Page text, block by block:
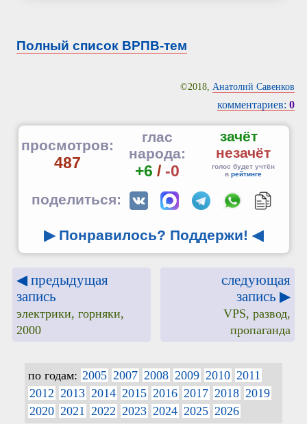
Полный список ВРПВ-тем
©2018, Анатолий Савенков
комментариев: 0
просмотров:
487
глас
народа:
+6 / -0
зачёт
незачёт
голос будет учтён
в рейтинге
поделиться:
▶ Понравилось? Поддержи! ◀
◀ предыдущая
запись
электрики, горняки,
2000
следующая
запись ▶
VPS, развод,
пропаганда
по годам: 2005 2007 2008 2009 2010 2011
2012 2013 2014 2015 2016 2017 2018 2019
2020 2021 2022 2023 2024 2025 2026